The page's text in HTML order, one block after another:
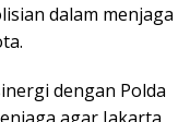
dalam menjaga
dengan Polda